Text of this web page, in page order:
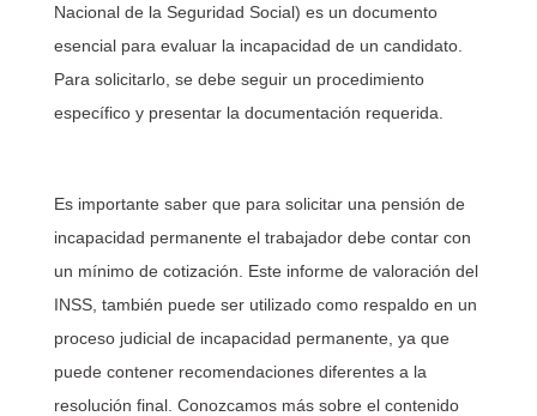
Nacional de la Seguridad Social) es un documento
esencial para evaluar la incapacidad de un candidato.
Para solicitarlo, se debe seguir un procedimiento
específico y presentar la documentación requerida.
Es importante saber que para solicitar una pensión de
incapacidad permanente el trabajador debe contar con
un mínimo de cotización. Este informe de valoración del
INSS, también puede ser utilizado como respaldo en un
proceso judicial de incapacidad permanente, ya que
puede contener recomendaciones diferentes a la
resolución final. Conozcamos más sobre el contenido